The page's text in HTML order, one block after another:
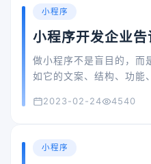
台，可以给企业带来大量
子商务营销。所以很多人
小程序
小程序开发企业
价格大概需要多少
做小程序不是盲目的，而
如它的文案、结构、功能
果他们不做规划，整个小
2023-02-24 4540
小程序